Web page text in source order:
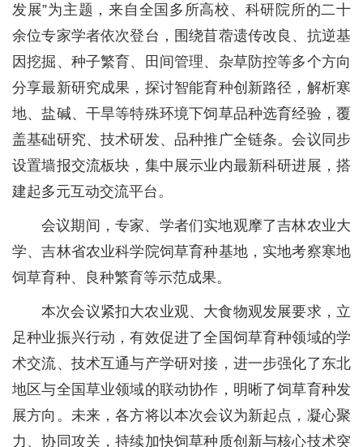
发展”为主题，来自全国多所高校、科研院所的二十
余位专家学者依次登台，围绕苜蓿遗传改良、抗逆基
因挖掘、种子繁育、田间管理、杂草防控等多个方向
分享最新研究成果，探讨智能育种创新路径，解析寒
地、盐碱、干旱等特殊环境下饲草品种选育经验，覆
盖基础研究、技术研发、品种推广全链条。会议同步
设置墙报交流板块，集中展示业内最新科研进展，搭
建起多元互动交流平台。
会议期间，专家、学者们实地观摩了吉林农业大
学、吉林省农业科学院饲草育种基地，实地考察寒地
饲草育种、良种繁育等示范成果。
本次会议紧扣大农业观、大食物观发展要求，立
足种业振兴行动，有效促进了全国饲草育种领域的学
术交流、技术互通与产学研对接，进一步强化了东北
地区与全国草业领域的联动协作，明晰了饲草育种发
展方向。未来，各方将以本次会议为新起点，凝心聚
力、协同攻关，持续加快饲草种质创新与核心技术突